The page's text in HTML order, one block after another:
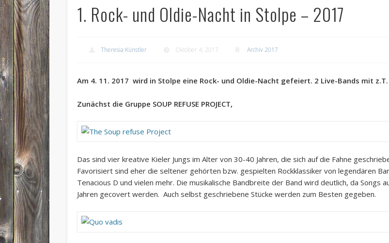
1. Rock- und Oldie-Nacht in Stolpe – 2017
Theresia Künstler Oktober 4, 2017 Archiv 2017
Am 4. 11. 2017 wird in Stolpe eine Rock- und Oldie-Nacht gefeiert. 2 Live-Bands mit
Zunächst die Gruppe SOUP REFUSE PROJECT,
Das sind vier kreative Kieler Jungs im Alter von 30-40 Jahren, die sich auf die Fahne
Favorisiert sind eher die seltener gehörten bzw. gespielten Rockklassiker von legendären
Tenacious D und vielen mehr. Die musikalische Bandbreite der Band wird deutlich, da Songs
Jahren gecovert werden. Auch selbst geschriebene Stücke werden zum Besten gegeben.